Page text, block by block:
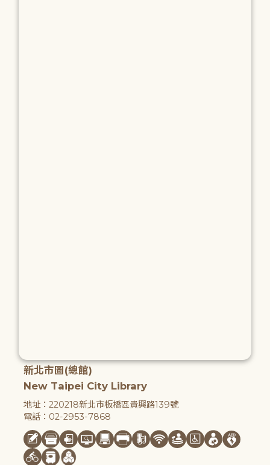
新北市圖(總館)
New Taipei City Library
地址：220218新北市板橋區貴興路139號
電話：02-2953-7868